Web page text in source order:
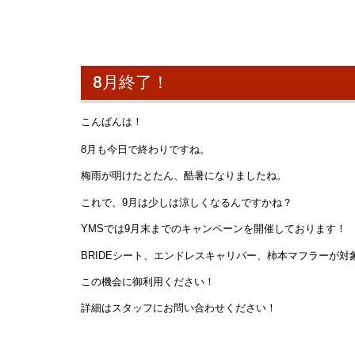
8月終了！
こんばんは！
8月も今日で終わりですね。
梅雨が明けたとたん、酷暑になりましたね。
これで、9月は少しは涼しくなるんですかね？
YMSでは9月末までのキャンペーンを開催しております！
BRIDEシート、エンドレスキャリパー、柿本マフラーが対
この機会に御利用ください！
詳細はスタッフにお問い合わせください！